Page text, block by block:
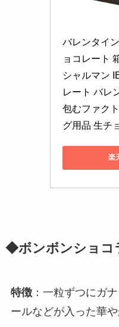
バレンタイ
ョコレート
シャルマン
レート バレ
包むファク
グ用品 生チ
楽
◆ボンボンショコ
特徴：一粒ずつにガ
ールなどが入った華や